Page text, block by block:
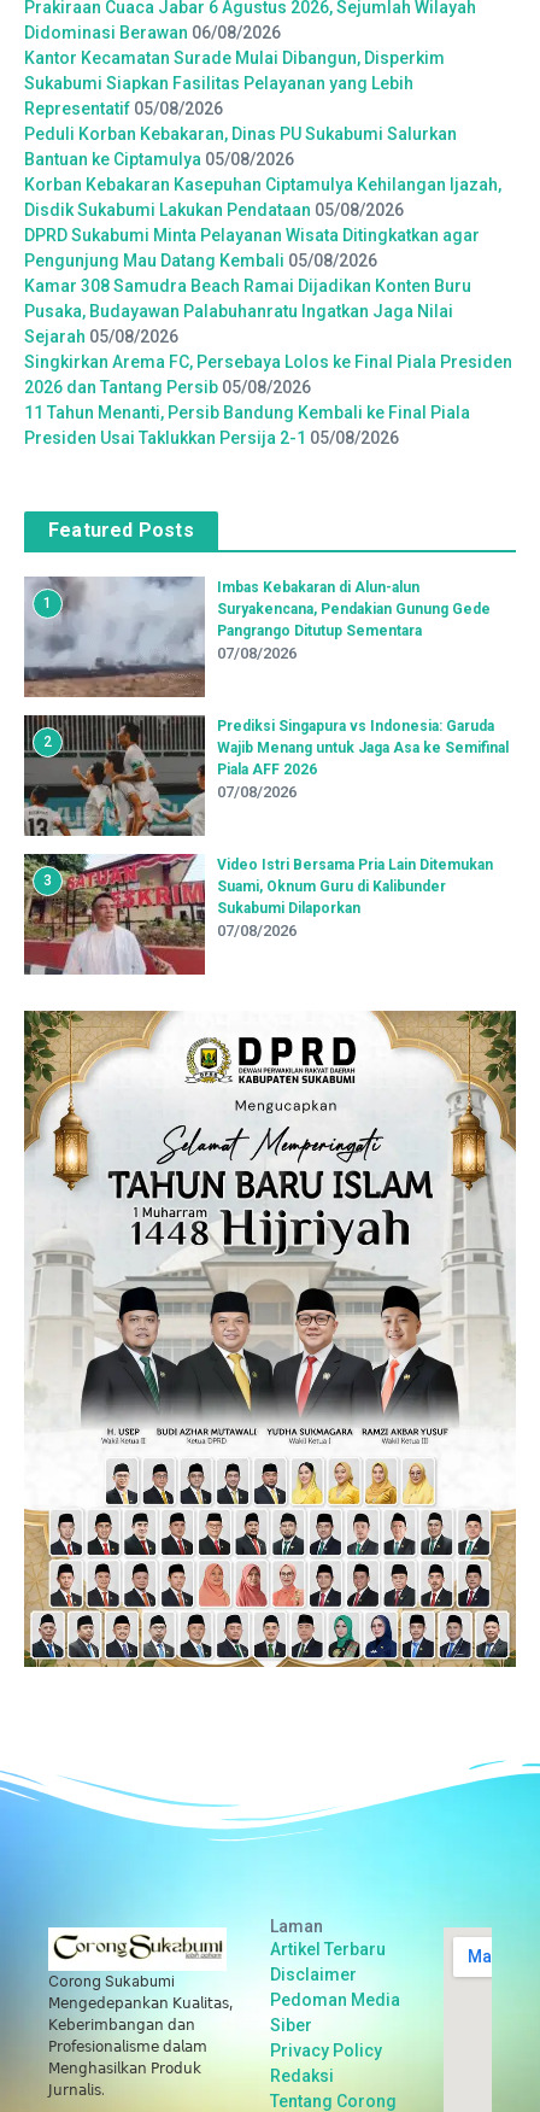
Prakiraan Cuaca Jabar 6 Agustus 2026, Sejumlah Wilayah
Didominasi Berawan 06/08/2026
Kantor Kecamatan Surade Mulai Dibangun, Disperkim
Sukabumi Siapkan Fasilitas Pelayanan yang Lebih
Representatif 05/08/2026
Peduli Korban Kebakaran, Dinas PU Sukabumi Salurkan
Bantuan ke Ciptamulya 05/08/2026
Korban Kebakaran Kasepuhan Ciptamulya Kehilangan Ijazah,
Disdik Sukabumi Lakukan Pendataan 05/08/2026
DPRD Sukabumi Minta Pelayanan Wisata Ditingkatkan agar
Pengunjung Mau Datang Kembali 05/08/2026
Kamar 308 Samudra Beach Ramai Dijadikan Konten Buru
Pusaka, Budayawan Palabuhanratu Ingatkan Jaga Nilai
Sejarah 05/08/2026
Singkirkan Arema FC, Persebaya Lolos ke Final Piala Presiden
2026 dan Tantang Persib 05/08/2026
11 Tahun Menanti, Persib Bandung Kembali ke Final Piala
Presiden Usai Taklukkan Persija 2-1 05/08/2026
Featured Posts
1
Imbas Kebakaran di Alun-alun
Suryakencana, Pendakian Gunung Gede
Pangrango Ditutup Sementara
07/08/2026
2
Prediksi Singapura vs Indonesia: Garuda
Wajib Menang untuk Jaga Asa ke Semifinal
Piala AFF 2026
07/08/2026
3
Video Istri Bersama Pria Lain Ditemukan
Suami, Oknum Guru di Kalibunder
Sukabumi Dilaporkan
07/08/2026
Corong Sukabumi
𝖬𝖾𝗇𝗀𝖾𝖽𝖾𝗉𝖺𝗇𝗄𝖺𝗇 𝖪𝗎𝖺𝗅𝗂𝗍𝖺𝗌,
𝖪𝖾𝖻𝖾𝗋𝗂𝗆𝖻𝖺𝗇𝗀𝖺𝗇 𝖽𝖺𝗇
𝖯𝗋𝗈𝖿𝖾𝗌𝗂𝗈𝗇𝖺𝗅𝗂𝗌𝗆𝖾 𝖽𝖺𝗅𝖺𝗆
𝖬𝖾𝗇𝗀𝗁𝖺𝗌𝗂𝗅𝗄𝖺𝗇 𝖯𝗋𝗈𝖽𝗎𝗄
𝖩𝗎𝗋𝗇𝖺𝗅𝗂𝗌.
Laman
Artikel Terbaru
Disclaimer
Pedoman Media
Siber
Privacy Policy
Redaksi
Tentang Corong